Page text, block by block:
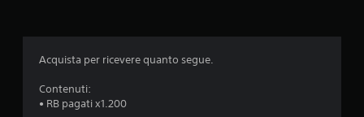
z
Acquista per ricevere quanto segue.
Contenuti:
• RB pagati x1.200